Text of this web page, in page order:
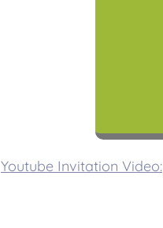
Youtube Invitation Video: